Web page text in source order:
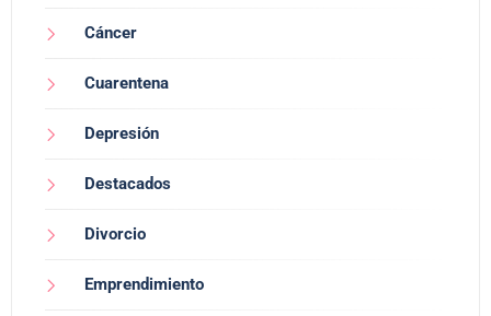
Cáncer
Cuarentena
Depresión
Destacados
Divorcio
Emprendimiento